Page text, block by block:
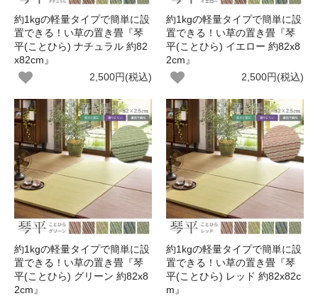
約1kgの軽量タイプで簡単に設
置できる！い草の置き畳『琴
平(ことひら) ナチュラル 約82
x82cm』
2,500円(税込)
約1kgの軽量タイプで簡単に設
置できる！い草の置き畳『琴
平(ことひら) イエロー 約82x8
2cm』
2,500円(税込)
約1kgの軽量タイプで簡単に設
置できる！い草の置き畳『琴
平(ことひら) グリーン 約82x8
2cm』
約1kgの軽量タイプで簡単に設
置できる！い草の置き畳『琴
平(ことひら) レッド 約82x82c
m』